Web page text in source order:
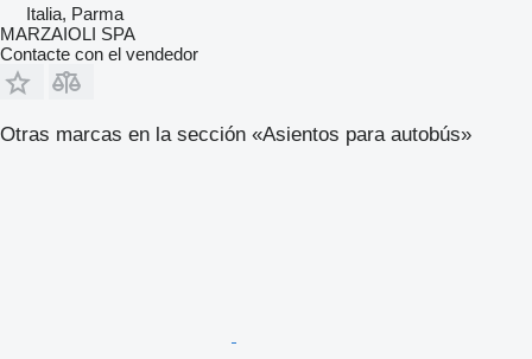
Italia, Parma
MARZAIOLI SPA
Contacte con el vendedor
Otras marcas en la sección «Asientos para autobús»